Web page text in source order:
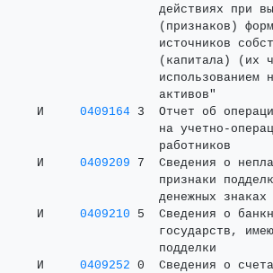
действиях при
(признаков)
источников
(капитала) (их
использованием
                      активов"
     И
0409164 3  Отчет об
на учетно-
                      работников
     И
0409209 7  Сведения о
признаки
денежных знаках
     И
0409210 5  Сведения о
государств,
                      подделки
     И
0409252 0  Сведения о